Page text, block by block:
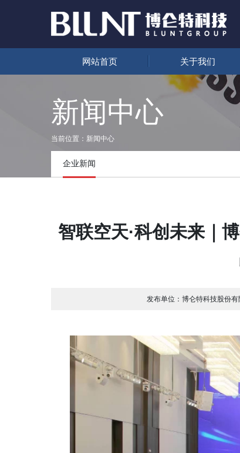
网站首页 关于我们
新闻中心
当前位置： 新闻中心
企业新闻
智联空天·科创未来｜
发布单位： 博仑特科技股份有